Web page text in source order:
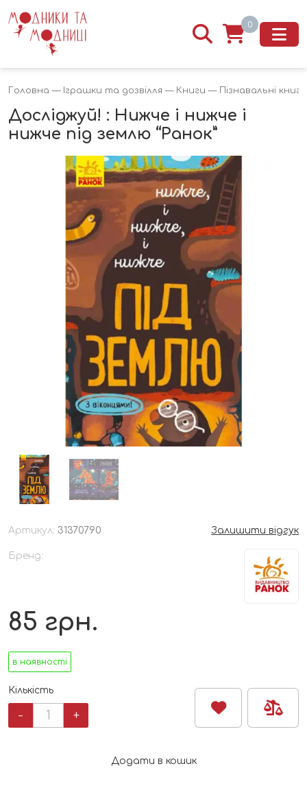
0
Головна — Іграшки та дозвілля — Книги — Пізнавальні книги
Досліджуй! : Нижче і нижче і
нижче під землю “Ранок”
Артикул: 31370790 Залишити відгук
Бренд:
85 грн.
в наявності
Кількість
-
Досліджуй!
+
Додати в кошик